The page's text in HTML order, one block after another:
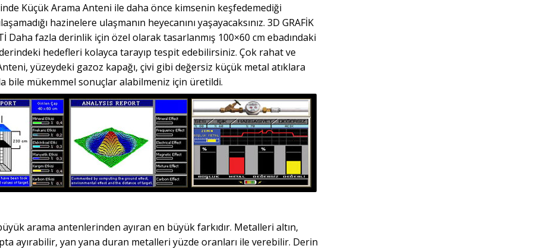
Küçük Arama Anteni ile daha önce kimsenin keşfedemediği
hazinelere ulaşmanın heyecanını yaşayacaksınız. 3D GRAFİK
Daha fazla derinlik için özel olarak tasarlanmış 100×60 cm ebadındaki
hedefleri kolayca tarayıp tespit edebilirsiniz. Çok rahat ve
yüzeydeki gazoz kapağı, çivi gibi değersiz küçük metal atıklara
bile mükemmel sonuçlar alabilmeniz için üretildi.
arama antenlerinden ayıran en büyük farkıdır. Metalleri altın,
ayırabilir, yan yana duran metalleri yüzde oranları ile verebilir. Derin